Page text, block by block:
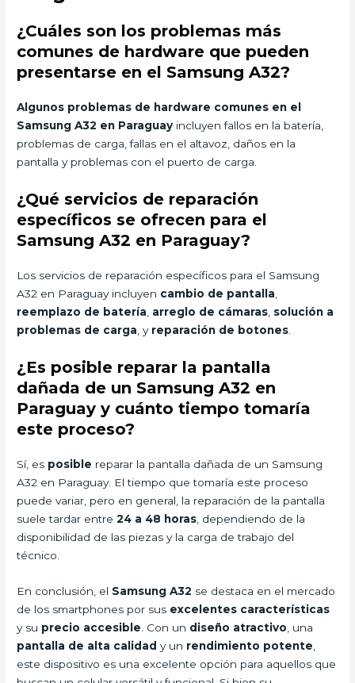
¿Cuáles son los problemas más
comunes de hardware que pueden
presentarse en el Samsung A32?
Algunos problemas de hardware comunes en el
Samsung A32 en Paraguay incluyen fallos en la batería,
problemas de carga, fallas en el altavoz, daños en la
pantalla y problemas con el puerto de carga.
¿Qué servicios de reparación
específicos se ofrecen para el
Samsung A32 en Paraguay?
Los servicios de reparación específicos para el Samsung
A32 en Paraguay incluyen cambio de pantalla
reemplazo de batería arreglo de cámaras solución a
problemas de carga , y reparación de botones
¿Es posible reparar la pantalla
dañada de un Samsung A32 en
Paraguay y cuánto tiempo tomaría
este proceso?
Sí, es posible reparar la pantalla dañada de un Samsung
A32 en Paraguay. El tiempo que tomaría este proceso
puede variar, pero en general, la reparación de la pantalla
suele tardar entre24 a 48 horas , dependiendo de la
disponibilidad de las piezas y la carga de trabajo del
técnico.
En conclusión, el Samsung A32 se destaca en el mercado
de los smartphones por sus excelentes características
y su precio accesible . Con un diseño atractivo , una
pantalla de alta calidad y un rendimiento potente
este dispositivo es una excelente opción para aquellos que